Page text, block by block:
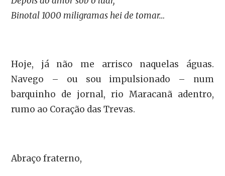
Binotal 1000 miligramas hei de tomar…
Hoje, já não me arrisco naquelas águas.
Navego – ou sou impulsionado – num
barquinho de jornal, rio Maracanã adentro,
rumo ao Coração das Trevas.
Abraço fraterno,